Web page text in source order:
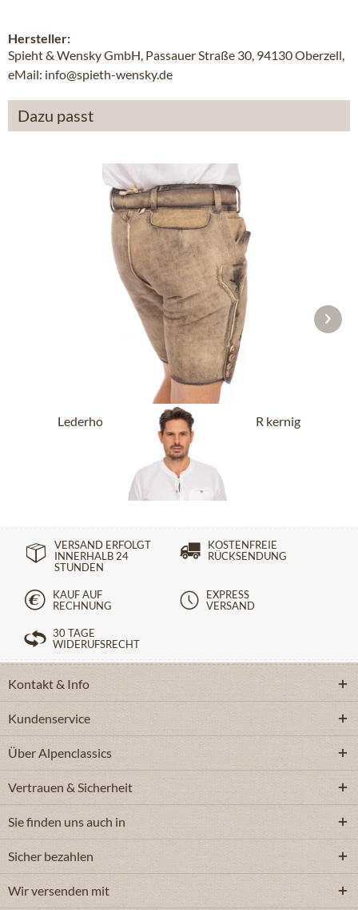
Hersteller:
Spieht & Wensky GmbH, Passauer Straße 30, 94130 Oberzell,
eMail: info@spieth-wensky.de
Dazu passt
Lederhose kurz mit Gürtel BUCHNER kernig
natur
ab 289,90 €
VERSAND ERFOLGT
INNERHALB 24
STUNDEN
KOSTENFREIE
RÜCKSENDUNG
KAUF AUF
RECHNUNG
EXPRESS
VERSAND
30 TAGE
WIDERUFSRECHT
Kontakt & Info
Kundenservice
Über Alpenclassics
Vertrauen & Sicherheit
Sie finden uns auch in
Sicher bezahlen
Wir versenden mit